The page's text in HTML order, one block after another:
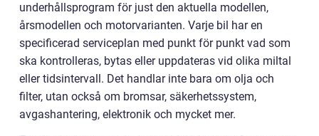
underhållsprogram för just den aktuella modellen,
årsmodellen och motorvarianten. Varje bil har en
specificerad serviceplan med punkt för punkt vad som
ska kontrolleras, bytas eller uppdateras vid olika miltal
eller tidsintervall. Det handlar inte bara om olja och
filter, utan också om bromsar, säkerhetssystem,
avgashantering, elektronik och mycket mer.